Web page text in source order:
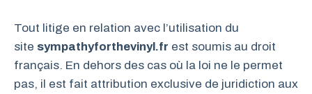
Tout litige en relation avec l’utilisation du
site sympathyforthevinyl.fr est soumis au droit
français. En dehors des cas où la loi ne le permet
pas, il est fait attribution exclusive de juridiction aux